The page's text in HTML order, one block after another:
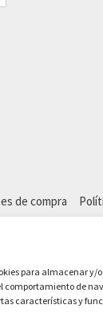
para almacenar
de
características y
de compra